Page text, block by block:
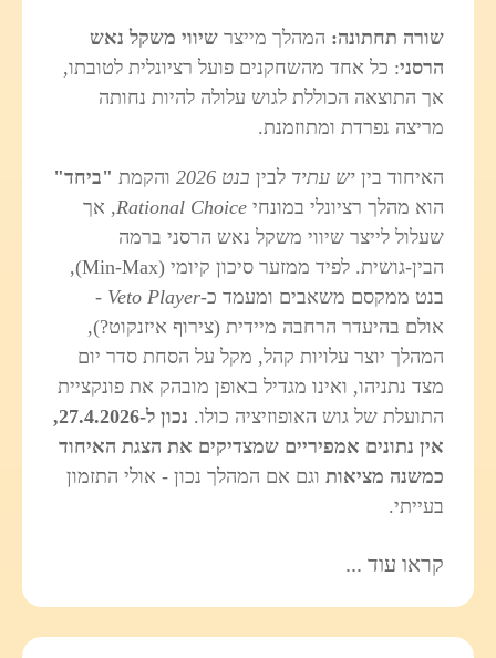
שורה תחתונה: המהלך מייצרשיווי משקל נאש
הרסני: כל אחד מהשחקנים פועל רציונלית לטובתו,
אך התוצאה הכוללת לגוש עלולה להיות נחותה
מריצה נפרדת ומתוזמנת.
האיחוד ביןיש עתיד לבין בנט 2026 והקמת "ביחד"
הוא מהלך רציונלי במונחיRational Choice, אך
שעלול לייצר שיווי משקל נאש הרסני ברמה
הבין‑גושית. לפיד ממזער סיכון קיומי (Min‑Max),
בנט ממקסם משאבים ומעמד כ‑Veto Player
-
אולם בהיעדר הרחבה מיידית (צירוף איזנקוט?),
המהלך יוצר עלויות קהל, מקל על הסחת סדר יום
מצד נתניהו, ואינו מגדיל באופן מובהק את פונקציית
התועלת של גוש האופוזיציה כולו.
נכון ל‑27.4.2026,
אין נתונים אמפיריים שמצדיקים את הצגת האיחוד
כמשנה מציאות וגם אם המהלך נכון - אולי התזמון
בעייתי.
קראו עוד ...